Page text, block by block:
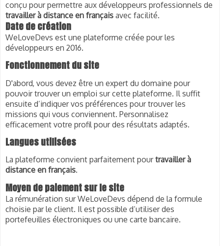
conçu pour permettre aux développeurs professionnels de
travailler à distance en français avec facilité.
Date de création
WeLoveDevs est une plateforme créée pour les
développeurs en 2016.
Fonctionnementdu site
D'abord, vous devez être un expert du domaine pour
pouvoir trouver un emploi sur cette plateforme. Il suffit
ensuite d’indiquer vos préférences pour trouver les
missions qui vous conviennent. Personnalisez
efficacement votre profil pour des résultats adaptés.
Langues utilisées
La plateforme convient parfaitement pour travailler à
distance en français.
Moyen de paiement sur le site
La rémunération sur WeLoveDevs dépend de la formule
choisie par le client. Il est possible d’utiliser des
portefeuilles électroniques ou une carte bancaire.